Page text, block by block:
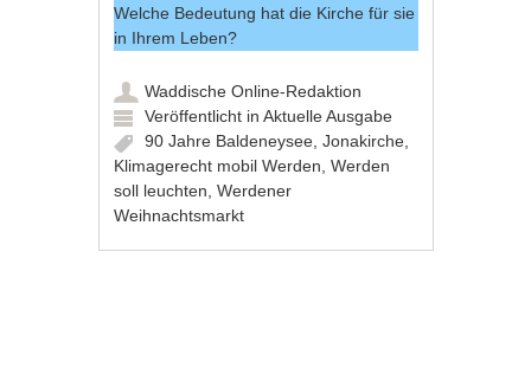
Welche Bedeutung hat die Kirche für sie
in Ihrem Leben?
Waddische Online-Redaktion
Veröffentlicht inAktuelle Ausgabe
90 Jahre Baldeneysee ,Jonakirche
Klimagerecht mobil Werden ,Werden
soll leuchten ,Werdener
Weihnachtsmarkt